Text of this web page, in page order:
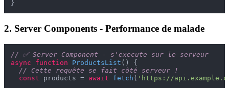
2. Server Components - Performance de malade
// ✅ Server Component - s'execute sur le serveur
async
function ProductsList ( ) {
// Cette requête se fait côté serveur !
const products = await fetch ( 'https://